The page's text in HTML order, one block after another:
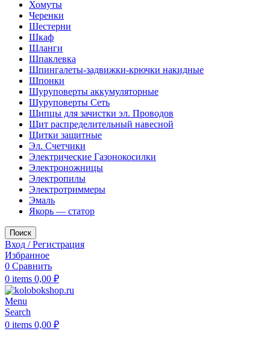
Хомуты
Черенки
Шестерни
Шкаф
Шланги
Шпаклевка
Шпингалеты-задвижки-крючки накидные
Шпонки
Шуруповерты аккумуляторные
Шуруповерты Сеть
Щипцы для зачистки эл. Проводов
Щит распределительный навесной
Щитки защитные
Эл. Счетчики
Электрические Газонокосилки
Электроножницы
Электропилы
Электротриммеры
Эмаль
Якорь — статор
Поиск
Вход / Регистрация
Избранное
0 Сравнить
0 items 0,00 ₽
Menu
Search
0 items 0,00 ₽